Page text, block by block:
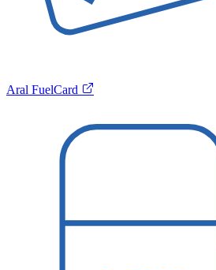
Aral FuelCard